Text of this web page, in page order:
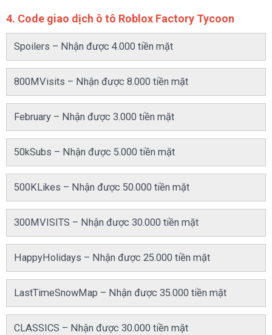
4. Code giao dịch ô tô Roblox Factory Tycoon
Spoilers – Nhận được 4.000 tiền mặt
800MVisits – Nhận được 8.000 tiền mặt
February – Nhận được 3.000 tiền mặt
50kSubs – Nhận được 5.000 tiền mặt
500KLikes – Nhận được 50.000 tiền mặt
300MVISITS – Nhận được 30.000 tiền mặt
HappyHolidays – Nhận được 25.000 tiền mặt
LastTimeSnowMap – Nhận được 35.000 tiền mặt
CLASSICS – Nhận được 30.000 tiền mặt